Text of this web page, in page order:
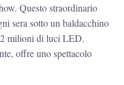
Questo straordinario
sera sotto un baldacchino
milioni di luci LED.
offre uno spettacolo